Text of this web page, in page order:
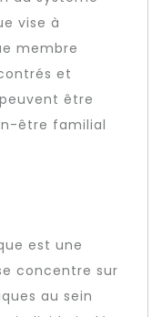
vise à
membre
et
être
être familial
est une
concentre sur
au sein